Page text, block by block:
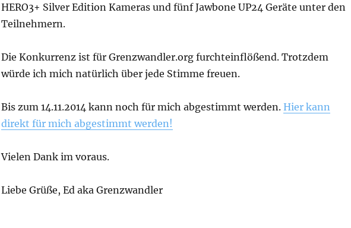
HERO3+ Silver Edition Kameras und fünf Jawbone UP24 Geräte unter den
Teilnehmern.
Die Konkurrenz ist für Grenzwandler.org furchteinflößend. Trotzdem
würde ich mich natürlich über jede Stimme freuen.
Bis zum 14.11.2014 kann noch für mich abgestimmt werden. Hier kann
direkt für mich abgestimmt werden!
Vielen Dank im voraus.
Liebe Grüße, Ed aka Grenzwandler